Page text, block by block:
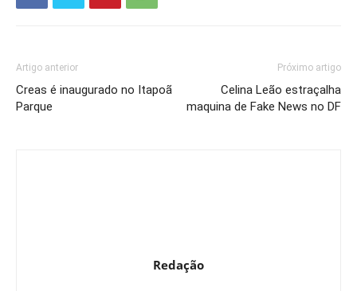
Artigo anterior
Creas é inaugurado no Itapoã
Parque
Próximo artigo
Celina Leão estraçalha
maquina de Fake News no DF
Redação